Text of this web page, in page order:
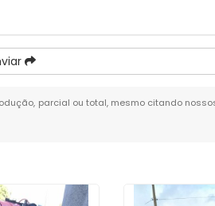
parcial ou total, mesmo citando